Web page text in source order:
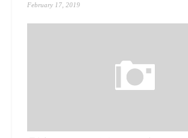
February 17, 2019